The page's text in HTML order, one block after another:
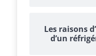
Les raisons
d’un